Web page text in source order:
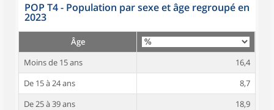
POP T4 - Population par sexe et âge regroupé en
2023
Âge
Moins de 15 ans
16,4
De 15 à 24 ans
8,7
De 25 à 39 ans
18,9